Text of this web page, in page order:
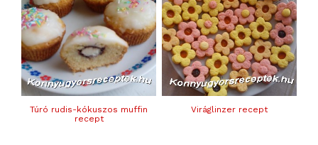
Túró rudis-kókuszos muffin
recept
Viráglinzer recept